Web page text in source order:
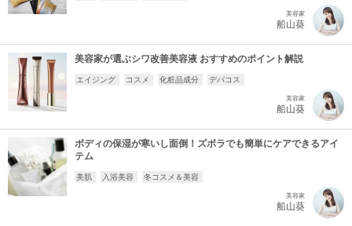
美容家
船山葵
美容家が選ぶシワ改善美容液 おすすめのポイント解説
エイジング コスメ 化粧品成分 デパコス
美容家
船山葵
ボディの保湿が寒いし面倒！ズボラでも簡単にケアできるアイ
テム
美肌 入浴美容 冬コスメ＆美容
美容家
船山葵